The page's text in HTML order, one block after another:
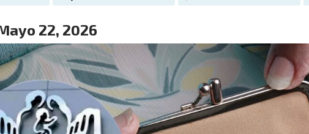
22, 2026